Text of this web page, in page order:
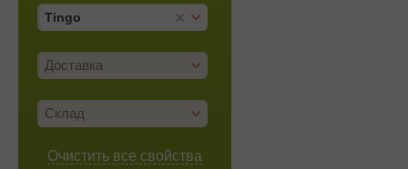
Tingo
Доставка
Склад
Очистить все свойства